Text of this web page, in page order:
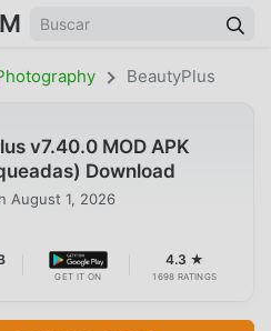
BeautyPlus
v7.40.0 MOD APK
Download
August 1, 2026
GET IT ON
4.3 ★
1698 RATINGS